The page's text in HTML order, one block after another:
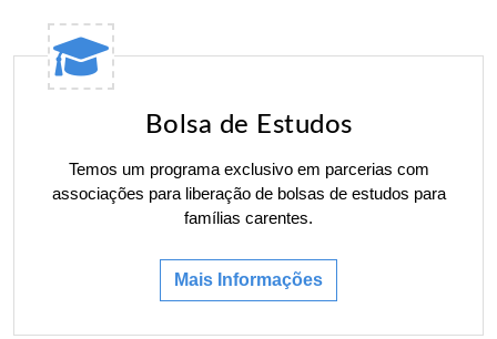
Bolsa de Estudos
Temos um programa exclusivo em parcerias com
associações para liberação de bolsas de estudos para
famílias carentes.
Mais Informações